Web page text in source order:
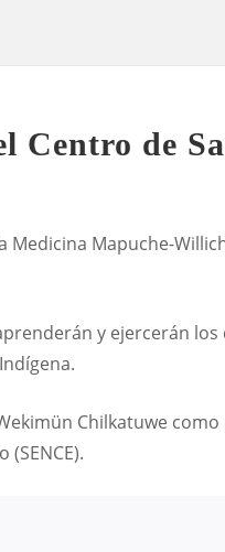
Centro de
Medicina Mapuche-
y ejercerán
Chilkatuwe